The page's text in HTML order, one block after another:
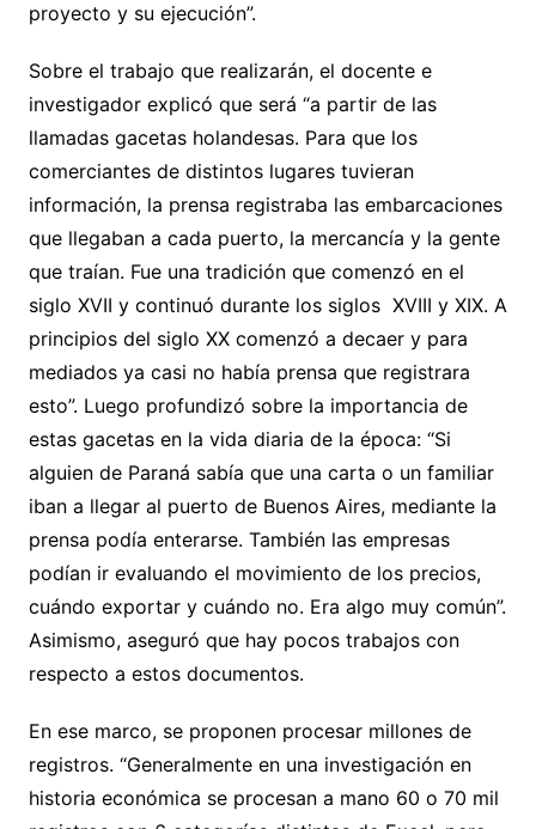
proyecto y su ejecución”.
Sobre el trabajo que realizarán, el docente e
investigador explicó que será “a partir de las
llamadas gacetas holandesas. Para que los
comerciantes de distintos lugares tuvieran
información, la prensa registraba las embarcaciones
que llegaban a cada puerto, la mercancía y la gente
que traían. Fue una tradición que comenzó en el
siglo XVII y continuó durante los siglos XVIII y XIX. A
principios del siglo XX comenzó a decaer y para
mediados ya casi no había prensa que registrara
esto”. Luego profundizó sobre la importancia de
estas gacetas en la vida diaria de la época: “Si
alguien de Paraná sabía que una carta o un familiar
iban a llegar al puerto de Buenos Aires, mediante la
prensa podía enterarse. También las empresas
podían ir evaluando el movimiento de los precios,
cuándo exportar y cuándo no. Era algo muy común”.
Asimismo, aseguró que hay pocos trabajos con
respecto a estos documentos.
En ese marco, se proponen procesar millones de
registros. “Generalmente en una investigación en
historia económica se procesan a mano 60 o 70 mil